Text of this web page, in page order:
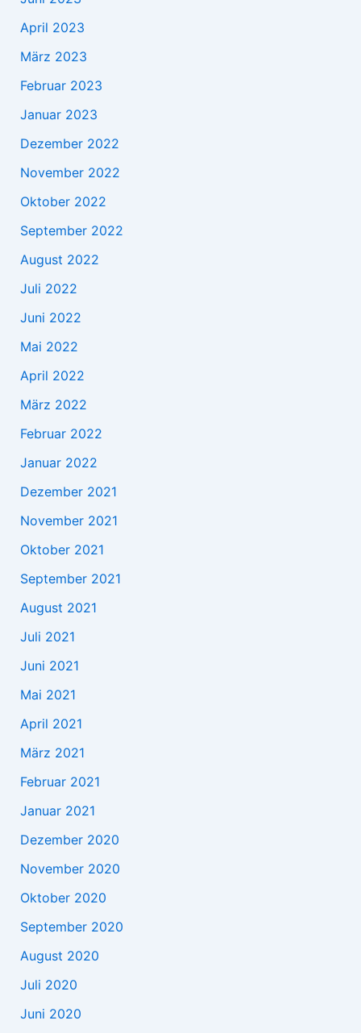
April 2023
März 2023
Februar 2023
Januar 2023
Dezember 2022
November 2022
Oktober 2022
September 2022
August 2022
Juli 2022
Juni 2022
Mai 2022
April 2022
März 2022
Februar 2022
Januar 2022
Dezember 2021
November 2021
Oktober 2021
September 2021
August 2021
Juli 2021
Juni 2021
Mai 2021
April 2021
März 2021
Februar 2021
Januar 2021
Dezember 2020
November 2020
Oktober 2020
September 2020
August 2020
Juli 2020
Juni 2020